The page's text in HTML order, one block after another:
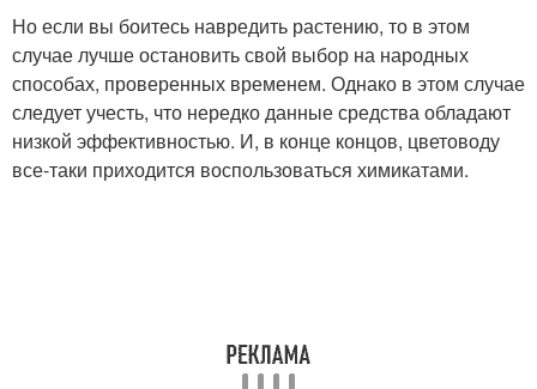
Но если вы боитесь навредить растению, то в этом
случае лучше остановить свой выбор на народных
способах, проверенных временем. Однако в этом случае
следует учесть, что нередко данные средства обладают
низкой эффективностью. И, в конце концов, цветоводу
все-таки приходится воспользоваться химикатами.